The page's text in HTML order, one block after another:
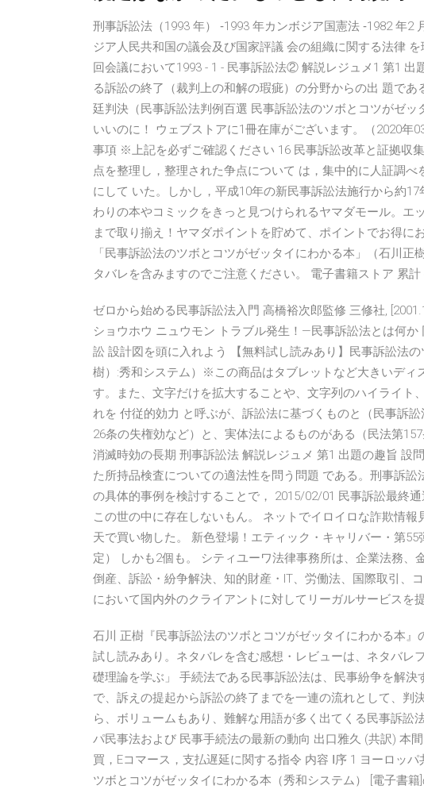
刑事訴訟法（1993 年） ‐1993 年カンボジア国憲法 ‐1982 年
ジア人民共和国の議会及び国家評議 会の組織に関する法律
回会議において1993 - 1 - 民事訴訟法② 解説レジュメ1 第1 出
る訴訟の終了（裁判上の和解の瑕疵）の分野からの出 題で
廷判決（民事訴訟法判例百選 民事訴訟法のツボとコツがゼ
いいのに！ ウェブストアに1冊在庫がございます。（2020年
事項 ※上記を必ずご確認ください 16 民事訴訟改革と証拠収
点を整理し，整理された争点について は，集中的に人証調
にして いた。しかし，平成10年の新民事訴訟法施行から約
わりの本やコミックをきっと見つけられるヤマダモール。エ
まで取り揃え！ヤマダポイントを貯めて、ポイントでお得に
「民事訴訟法のツボとコツがゼッタイにわかる本」（石川
タバレを含みますのでご注意ください。 電子書籍ストア 累
ゼロから始める民事訴訟法入門 高橋裕次郎監修 三修社,
ショウホウ ニュウモン トラブル発生！—民事訴訟法とは何
訟 設計図を頭に入れよう 【無料試し読みあり】民事訴訟法
樹）:秀和システム）※この商品はタブレットなど大きいディ
す。また、文字だけを拡大することや、文字列のハイライト
れを 付従的効力 と呼ぶが、訴訟法に基づくものと（民事訴
26条の失権効など）と、実体法によるものがある（民法第
消滅時効の長期 刑事訴訟法 解説レジュメ 第1 出題の趣旨 設
た所持品検査についての適法性を問う問題 である。刑事訴
の具体的事例を検討することで， 2015/02/01 民事訴訟最終
この世の中に存在しないもん。 ネットでイロイロな詐欺情
天で買い物した。 新色登場！エティック・キャリバー・第
定） しかも2個も。 シティユーワ法律事務所は、企業法務、
倒産、訴訟・紛争解決、知的財産・IT、労働法、国際取引、
において国内外のクライアントに対してリーガルサービスを
石川 正樹『民事訴訟法のツボとコツがゼッタイにわかる本
試し読みあり。ネタバレを含む感想・レビューは、ネタバレ
礎理論を学ぶ」 手続法である民事訴訟法は、民事紛争を解
で、訴えの提起から訴訟の終了までを一連の流れとして、判
ら、ボリュームもあり、難解な用語が多く出てくる民事訴訟
パ民事法および 民事手続法の最新の動向 出口雅久 (共訳)
買，Eコマース，支払遅延に関する指令 内容 Ⅰ序 1 ヨーロッ
ツボとコツがゼッタイにわかる本（秀和システム） [電子書